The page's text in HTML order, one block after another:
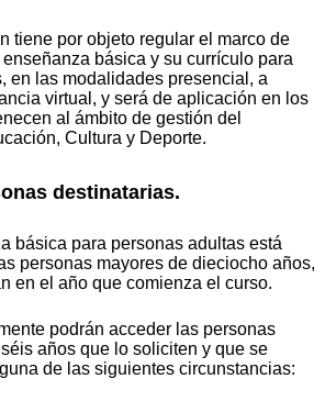
tiene por objeto regular el marco de
básica y su currículo para
en las modalidades presencial, a
virtual, y será de aplicación en los
al ámbito de gestión del
Cultura y Deporte.
destinatarias.
básica para personas adultas está
personas mayores de dieciocho años,
en el año que comienza el curso.
podrán acceder las personas
años que lo soliciten y que se
de las siguientes circunstancias: